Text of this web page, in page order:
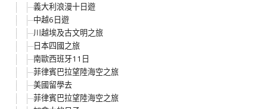
義大利浪漫十日遊
中越6日遊
川越埃及古文明之旅
日本四國之旅
南歐西班牙11日
菲律賓巴拉望陸海空之旅
美國留學去
菲律賓巴拉望陸海空之旅